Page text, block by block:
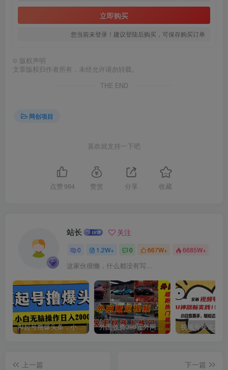
立即购买
您当前未登录！建议登陆后购买，可保存购买订单
© 版权声明
文章版权归作者所有，未经允许请勿转载。
THE END
网创项目
喜欢就支持一下吧
点赞 994 赞赏 分享 收藏
站长 关注
0 1.2W+ 0 667W+ 6685W+
这家伙很懒，什么都没有写...
AI起号撸爆头条，小白也能操作，日入2000+ 外面收费398元外网超跑豪车汽车视频搬运至快手抖音上热门项目
上一篇
下一篇